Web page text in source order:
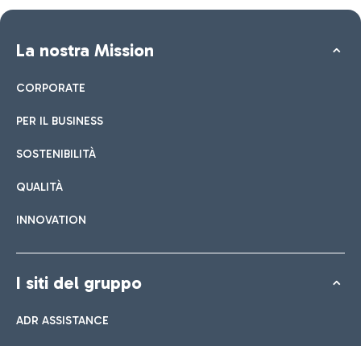
La nostra Mission
CORPORATE
PER IL BUSINESS
SOSTENIBILITÀ
QUALITÀ
INNOVATION
I siti del gruppo
ADR ASSISTANCE